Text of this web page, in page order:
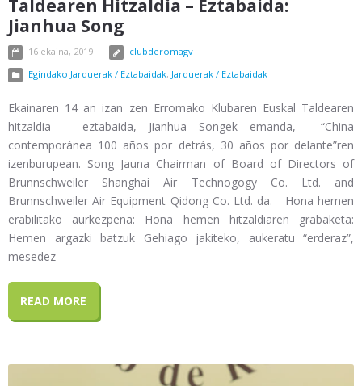
Taldearen Hitzaldia – Eztabaida:
Jianhua Song
16 ekaina, 2019
clubderomagv
Egindako Jarduerak / Eztabaidak, Jarduerak / Eztabaidak
Ekainaren 14 an izan zen Erromako Klubaren Euskal Taldearen
hitzaldia – eztabaida, Jianhua Songek emanda, “China
contemporánea 100 años por detrás, 30 años por delante”ren
izenburupean. Song Jauna Chairman of Board of Directors of
Brunnschweiler Shanghai Air Technogogy Co. Ltd. and
Brunnschweiler Air Equipment Qidong Co. Ltd. da. Hona hemen
erabilitako aurkezpena: Hona hemen hitzaldiaren grabaketa:
Hemen argazki batzuk Gehiago jakiteko, aukeratu “erderaz”,
mesedez
READ MORE